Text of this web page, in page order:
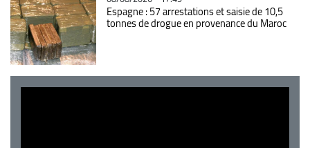
Espagne : 57 arrestations et saisie de 10,5
tonnes de drogue en provenance du Maroc